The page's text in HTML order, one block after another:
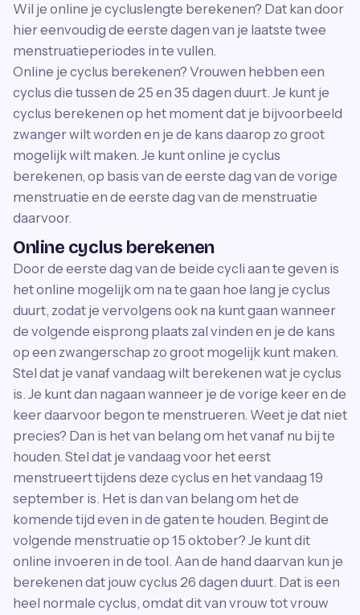
Wil je online je cycluslengte berekenen? Dat kan door
hier eenvoudig de eerste dagen van je laatste twee
menstruatieperiodes in te vullen.
Online je cyclus berekenen? Vrouwen hebben een
cyclus die tussen de 25 en 35 dagen duurt. Je kunt je
cyclus berekenen op het moment dat je bijvoorbeeld
zwanger wilt worden en je de kans daarop zo groot
mogelijk wilt maken. Je kunt online je cyclus
berekenen, op basis van de eerste dag van de vorige
menstruatie en de eerste dag van de menstruatie
daarvoor.
Online cyclus berekenen
Door de eerste dag van de beide cycli aan te geven is
het online mogelijk om na te gaan hoe lang je cyclus
duurt, zodat je vervolgens ook na kunt gaan wanneer
de volgende eisprong plaats zal vinden en je de kans
op een zwangerschap zo groot mogelijk kunt maken.
Stel dat je vanaf vandaag wilt berekenen wat je cyclus
is. Je kunt dan nagaan wanneer je de vorige keer en de
keer daarvoor begon te menstrueren. Weet je dat niet
precies? Dan is het van belang om het vanaf nu bij te
houden. Stel dat je vandaag voor het eerst
menstrueert tijdens deze cyclus en het vandaag 19
september is. Het is dan van belang om het de
komende tijd even in de gaten te houden. Begint de
volgende menstruatie op 15 oktober? Je kunt dit
online invoeren in de tool. Aan de hand daarvan kun je
berekenen dat jouw cyclus 26 dagen duurt. Dat is een
heel normale cyclus, omdat dit van vrouw tot vrouw